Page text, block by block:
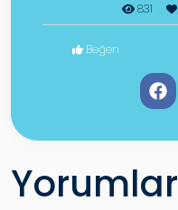
831
Beğen
Yorumlar